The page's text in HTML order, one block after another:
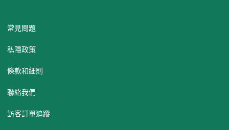
常見問題
私隱政策
條款和細則
聯絡我們
訪客訂單追蹤